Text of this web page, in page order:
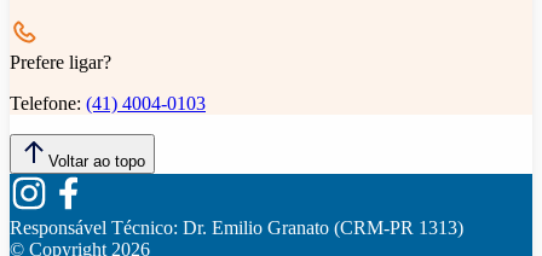
Prefere ligar?
Telefone: (41) 4004-0103
Voltar ao topo
Responsável Técnico: Dr. Emilio Granato (CRM-PR 1313)
© Copyright2026